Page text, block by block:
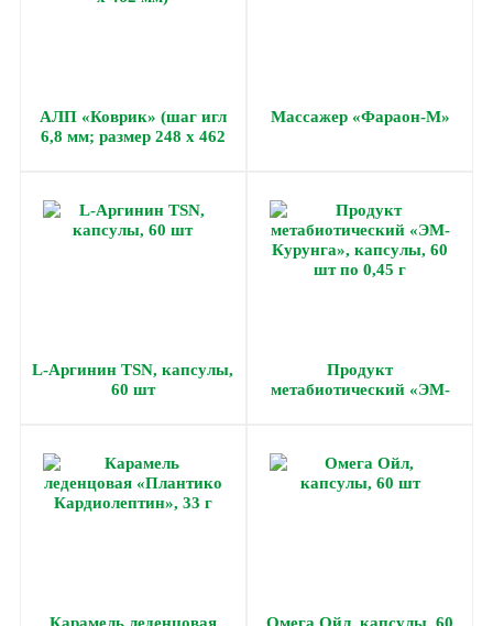
АЛП «Коврик» (шаг игл
6,8 мм; размер 248 х 462
Массажер «Фараон-М»
L-Аргинин TSN, капсулы,
60 шт
Продукт
метабиотический «ЭМ-